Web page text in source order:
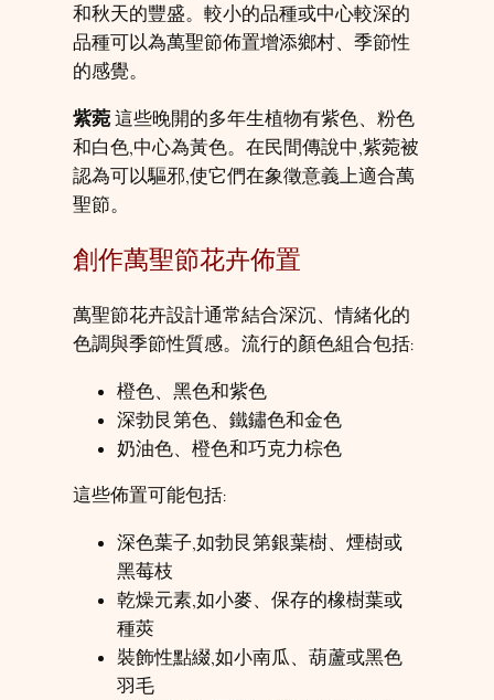
和秋天的豐盛。較小的品種或中心較深的
品種可以為萬聖節佈置增添鄉村、季節性
的感覺。
紫菀這些晚開的多年生植物有紫色、粉色
和白色,中心為黃色。在民間傳說中,紫菀被
認為可以驅邪,使它們在象徵意義上適合萬
聖節。
創作萬聖節花卉佈置
萬聖節花卉設計通常結合深沉、情緒化的
色調與季節性質感。流行的顏色組合包括:
橙色、黑色和紫色
深勃艮第色、鐵鏽色和金色
奶油色、橙色和巧克力棕色
這些佈置可能包括:
深色葉子,如勃艮第銀葉樹、煙樹或
黑莓枝
乾燥元素,如小麥、保存的橡樹葉或
種莢
裝飾性點綴,如小南瓜、葫蘆或黑色
羽毛